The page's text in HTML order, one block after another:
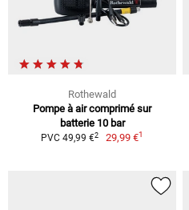
Rothewald
Pompe à air comprimé sur
batterie 10 bar
PVC 49,99 €2 29,99 €1